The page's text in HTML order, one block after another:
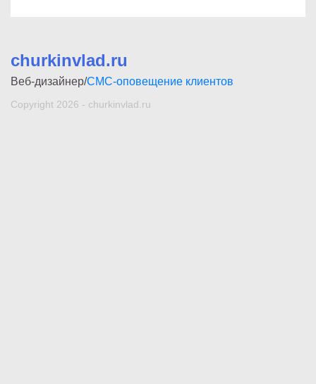
churkinvlad.ru
Веб-дизайнер/СМС-оповещение клиентов
Copyright 2026 - churkinvlad.ru